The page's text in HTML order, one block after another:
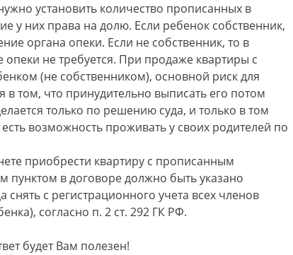
установить количество прописанных в
у них права на долю. Если ребенок собственник,
органа опеки. Если не собственник, то в
опеки не требуется. При продаже квартиры с
(не собственником), основной риск для
в том, что принудительно выписать его потом
только по решению суда, и только в том
есть возможность проживать у своих родителей по
приобрести квартиру с прописанным
пунктом в договоре должно быть указано
снять с регистрационного учета всех членов
согласно п. 2 ст. 292 ГК РФ.
будет Вам полезен!